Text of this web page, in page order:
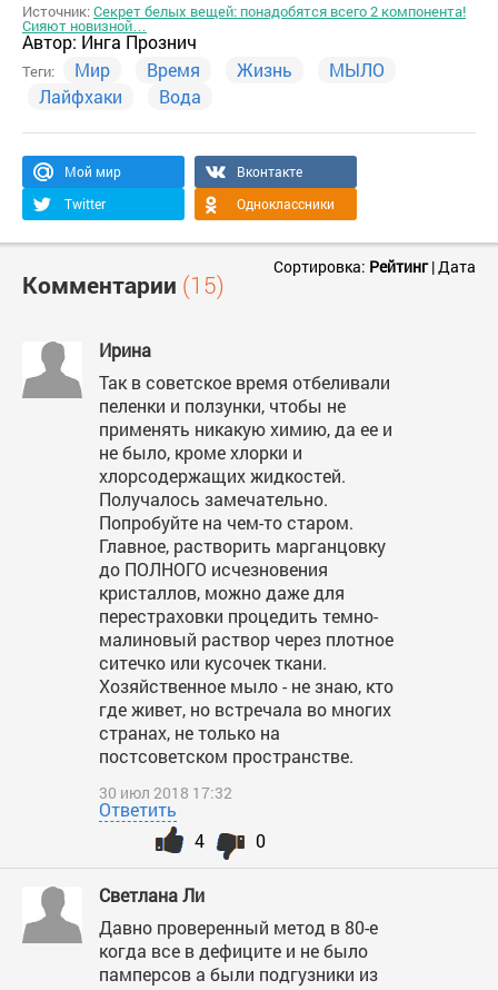
Источник:Секрет белых вещей: понадобятся всего 2 компонента!
Сияют новизной…
Автор: Инга Прознич
Теги: Мир Время Жизнь
МЫЛО
Лайфхаки
Вода
Мой мир
Вконтакте
Twitter
Одноклассники
Комментарии (15)
Сортировка: Рейтинг|Дата
Ирина
Так в советское время отбеливали
пеленки и ползунки, чтобы не
применять никакую химию, да ее и
не было, кроме хлорки и
хлорсодержащих жидкостей.
Получалось замечательно.
Попробуйте на чем-то старом.
Главное, растворить марганцовку
до ПОЛНОГО исчезновения
кристаллов, можно даже для
перестраховки процедить темно-
малиновый раствор через плотное
ситечко или кусочек ткани.
Хозяйственное мыло - не знаю, кто
где живет, но встречала во многих
странах, не только на
постсоветском пространстве.
30 июл 2018 17:32
Ответить
0
4
Светлана Ли
Давно проверенный метод в 80-е
когда все в дефиците и не было
памперсов а были подгузники из